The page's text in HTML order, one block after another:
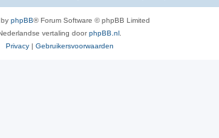
phpBB® Forum Software © phpBB Limited
vertaling doorphpBB.nl
Privacy | Gebruikersvoorwaarden